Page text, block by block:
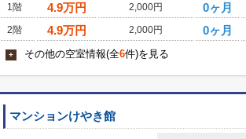
1階
4.9万円 2,000円 0ヶ月
2階
4.9万円 2,000円 0ヶ月
+ その他の空室情報(全6件)を見る
マンションけやき館